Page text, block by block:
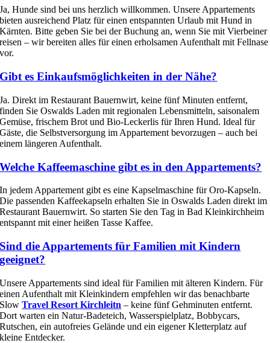
Ja, Hunde sind bei uns herzlich willkommen. Unsere Appartements
bieten ausreichend Platz für einen entspannten Urlaub mit Hund in
Kärnten. Bitte geben Sie bei der Buchung an, wenn Sie mit Vierbeiner
reisen – wir bereiten alles für einen erholsamen Aufenthalt mit Fellnase
vor.
Gibt es Einkaufsmöglichkeiten in der Nähe?
Ja. Direkt im Restaurant Bauernwirt, keine fünf Minuten entfernt,
finden Sie Oswalds Laden mit regionalen Lebensmitteln, saisonalem
Gemüse, frischem Brot und Bio-Leckerlis für Ihren Hund. Ideal für
Gäste, die Selbstversorgung im Appartement bevorzugen – auch bei
einem längeren Aufenthalt.
Welche Kaffeemaschine gibt es in den Appartements?
In jedem Appartement gibt es eine Kapselmaschine für Oro-Kapseln.
Die passenden Kaffeekapseln erhalten Sie in Oswalds Laden direkt im
Restaurant Bauernwirt. So starten Sie den Tag in Bad Kleinkirchheim
entspannt mit einer heißen Tasse Kaffee.
Sind die Appartements für Familien mit Kindern
geeignet?
Unsere Appartements sind ideal für Familien mit älteren Kindern. Für
einen Aufenthalt mit Kleinkindern empfehlen wir das benachbarte
SlowTravel Resort Kirchleitn – keine fünf Gehminuten entfernt.
Dort warten ein Natur-Badeteich, Wasserspielplatz, Bobbycars,
Rutschen, ein autofreies Gelände und ein eigener Kletterplatz auf
kleine Entdecker.